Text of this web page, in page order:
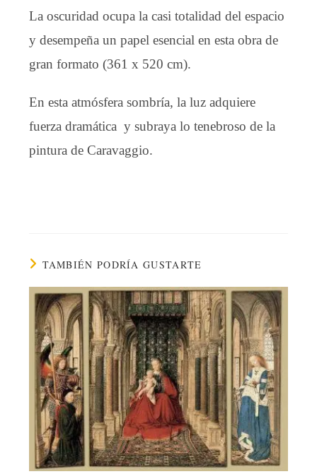
La oscuridad ocupa la casi totalidad del espacio
y desempeña un papel esencial en esta obra de
gran formato (361 x 520 cm).
En esta atmósfera sombría, la luz adquiere
fuerza dramática y subraya lo tenebroso de la
pintura de Caravaggio.
TAMBIÉN PODRÍA GUSTARTE